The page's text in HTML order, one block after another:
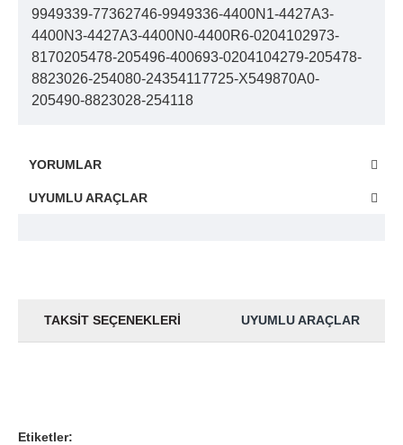
9949339-77362746-9949336-4400N1-4427A3-
4400N3-4427A3-4400N0-4400R6-0204102973-
8170205478-205496-400693-0204104279-205478-
8823026-254080-24354117725-X549870A0-
205490-8823028-254118
YORUMLAR
UYUMLU ARAÇLAR
TAKSIT SEÇENEKLERI UYUMLU ARAÇLAR
Etiketler: